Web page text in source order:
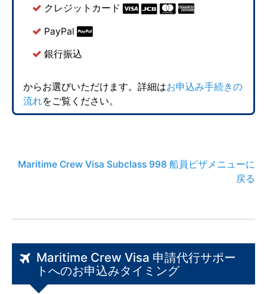
クレジットカード
PayPal
銀行振込
からお選びいただけます。詳細はお申込み手続きの
流れをご覧ください。
Maritime Crew Visa Subclass 998 船員ビザメニューに
戻る
Maritime Crew Visa 申請代行サポー
トへのお申込みタイミング